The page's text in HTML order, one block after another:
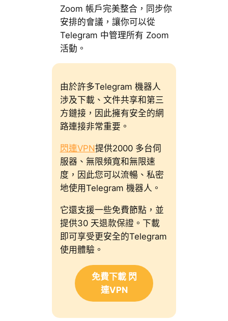
Zoom 帳戶完美整合，同步你
安排的會議，讓你可以從
Telegram 中管理所有 Zoom
活動。
由於許多Telegram 機器人
涉及下載、文件共享和第三
方鏈接，因此擁有安全的網
路連接非常重要。
閃連VPN提供2000 多台伺
服器、無限頻寬和無限速
度，因此您可以流暢、私密
地使用Telegram 機器人。
它還支援一些免費節點，並
提供30 天退款保證。下載
即可享受更安全的Telegram
使用體驗。
免費下載 閃
連VPN